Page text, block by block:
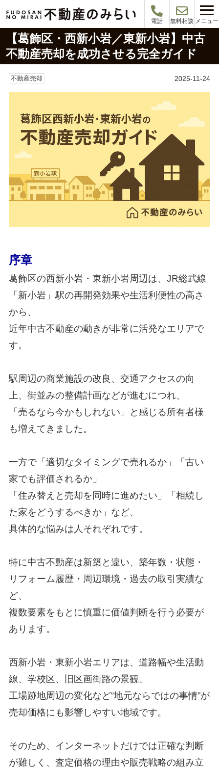
電話 無料相談 メニュー
【葛飾区・西新小岩／東新小岩】中古
不動産売却を成功させる完全ガイド
不動産売却 2025-11-24
序章
葛飾区の西新小岩・東新小岩周辺は、JR総武線
「新小岩」駅の再開発効果や生活利便性の高さ
から、
近年中古不動産の動きが非常に活発なエリアで
す。
駅周辺の商業施設の改良、交通アクセスの向
上、街並みの整備計画などが進むにつれ、
「売るなら今かもしれない」と感じる所有者様
も増えてきました。
一方で「適切なタイミングで売れるか」「古い
家でも評価されるか」
「住み替えと売却を同時に進めたい」「相続し
た家をどうするべきか」など、
具体的な悩みは人それぞれです。
特に中古不動産は新築と違い、築年数・状態・
リフォーム履歴・周辺環境・過去の取引実績な
ど、
複数要素をもとに慎重に価値判断を行う必要が
あります。
西新小岩・東新小岩エリアは、道路幅や生活動
線、学校区、旧区画街路の景観、
工場跡地周辺の変化など“地元ならではの事情”が
売却価格にも影響しやすい地域です。
そのため、インターネットだけでは正確な判断
が難しく、査定価格の理由や販売戦略の組み立